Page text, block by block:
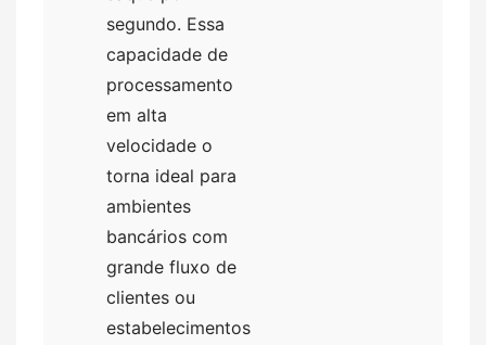
segundo. Essa
capacidade de
processamento
em alta
velocidade o
torna ideal para
ambientes
bancários com
grande fluxo de
clientes ou
estabelecimentos